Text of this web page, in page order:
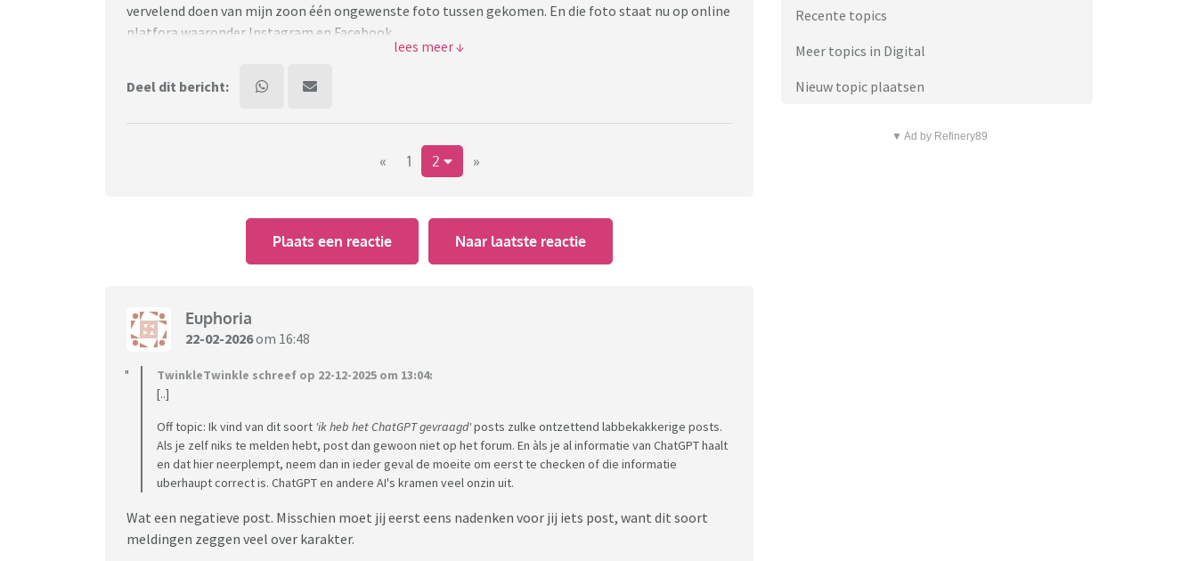
vervelend doen van mijn zoon één ongewenste foto tussen gekomen. En die foto staat nu op online
platfora waaronder Instagram en Facebook.
een 'verrassend moment' was. Ik ben het daar niet mee eens, mijn zoon is geen heel klein kind meer
De fotografe heeft ons geblokt, de foto's staan nog steeds online, en rapporteren bij Insta en
Wij hebben helaas geen rechtsbijstand, en daarnaast staat er op de factuur geen kvk-nummer. Het
daarop genoemde adres hebben wij al bezocht, maar de fotografe blijkt daar al langere tijd niet
Wij zijn dus op een pijnlijke manier geconfronteerd met dat je op deze manier geen zaken moet
doen. En vroegen ons af of er nog een manier is om de foto's weg te krijgen, anders dan Meta
aanschrijven via een advocaat?
Deel dit bericht:
« 1 2 »
Plaats een reactie Naar laatste reactie
Euphoria
22-02-2026om 16:48
TwinkleTwinkle schreef op 22-12-2025 om 13:04:
[..]
Off topic: Ik vind van dit soort 'ik heb het ChatGPT gevraagd'posts zulke ontzettend labbekakkerige posts.
Als je zelf niks te melden hebt, post dan gewoon niet op het forum. En àls je al informatie van ChatGPT haalt
en dat hier neerplempt, neem dan in ieder geval de moeite om eerst te checken of die informatie
uberhaupt correct is. ChatGPT en andere AI's kramen veel onzin uit.
Wat een negatieve post. Misschien moet jij eerst eens nadenken voor jij iets post, want dit soort
meldingen zeggen veel over karakter.
Recente topics
Meer topics in Digital
Nieuw topic plaatsen
▼ Ad by Refinery89